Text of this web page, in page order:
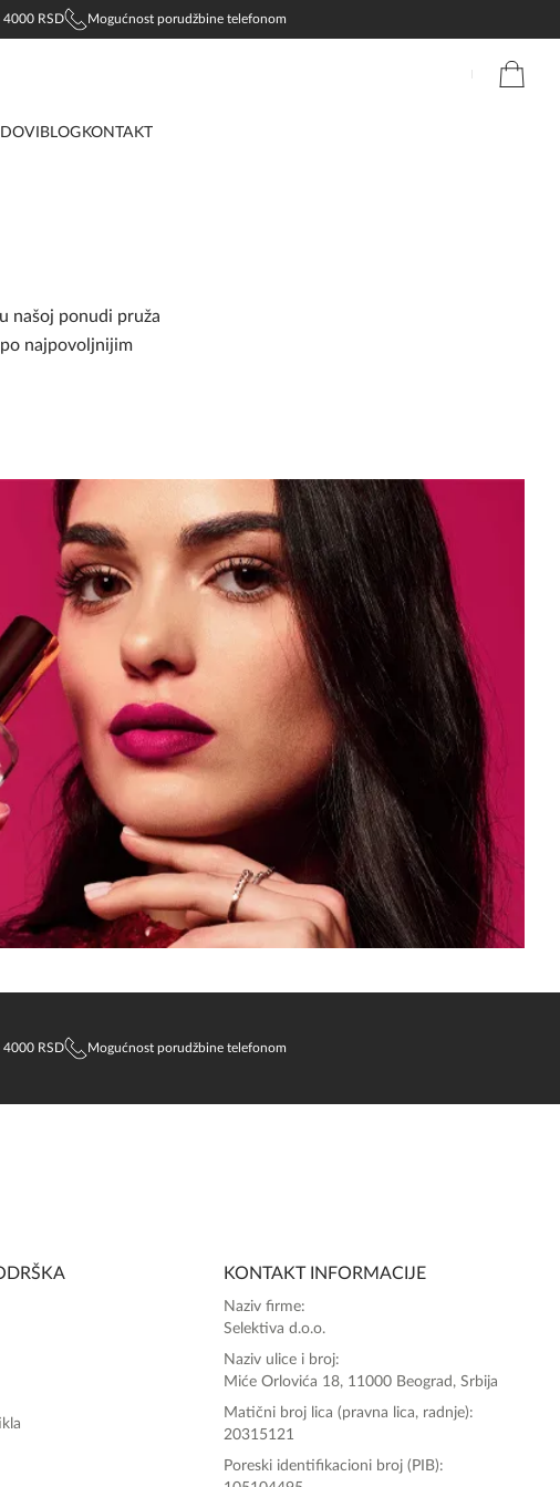
4000 RSD Mogućnost porudžbine telefonom
BLOG KONTAKT
našoj ponudi pruža
najpovoljnijim
4000 RSD Mogućnost porudžbine telefonom
KONTAKT INFORMACIJE
Naziv firme:
Selektiva d.o.o.
Naziv ulice i broj:
Miće Orlovića 18, 11000 Beograd, Srbija
Matični broj lica (pravna lica, radnje):
20315121
Poreski identifikacioni broj (PIB):
Zdravo, tu sam da Vam pomognem da
poručite svoj omiljeni parfem danas ali i za